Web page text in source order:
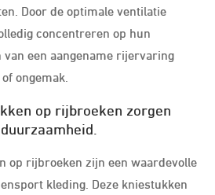
Door de optimale ventilatie
concentreren op hun
een aangename rijervaring
ongemak.
op rijbroeken zorgen
op rijbroeken zijn een waardevolle
kleding. Deze kniestukken